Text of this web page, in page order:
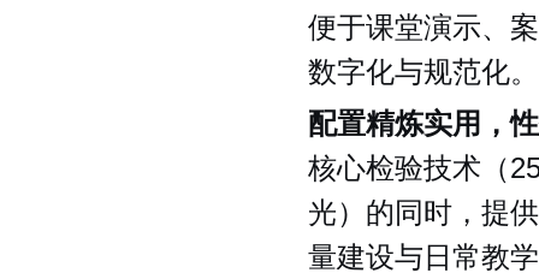
便于课堂演示、
数字化与规范化。
配置精炼实用，
核心检验技术（
光）的同时，提
量建设与日常教